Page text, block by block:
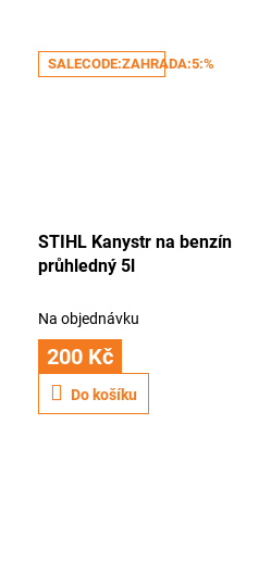
SALECODE:ZAHRADA:5:%
STIHL Kanystr na benzín
průhledný 5l
Na objednávku
200 Kč
Do košíku